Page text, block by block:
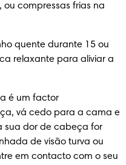
compressas frias na
quente durante 15 ou
relaxante para aliviar a
é um factor
vá cedo para a cama e
sua dor de cabeça for
de visão turva ou
em contacto com o seu